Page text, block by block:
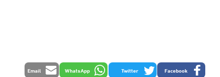
Facebook
Twitter
WhatsApp
Email